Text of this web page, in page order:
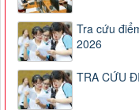
Tra cứu
2026
TRA CỨU